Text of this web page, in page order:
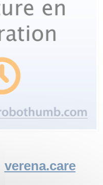
verena.care